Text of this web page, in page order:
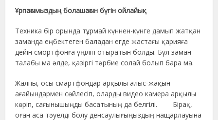
Ұрпағымыздың болашағын бүгін ойлайық
Техника бір орында тұрмай күннен-күнге дамып жатқан
заманда еңбектеген баладан егде жастағы қарияға
дейін смортфонға үңіліп отыратын болды. Бұл заман
талабы ма әлде, қазіргі тәрбие солай болып бара ма.
Жалпы, осы смартфондар арқылы алыс-жақын
ағайындармен сөйлесіп, оларды видео камера арқылы
көріп, сағынышыңды басатының да белгілі. Бірақ,
оған аса тәуелді болу денсаулығыңыздың нащарлауына